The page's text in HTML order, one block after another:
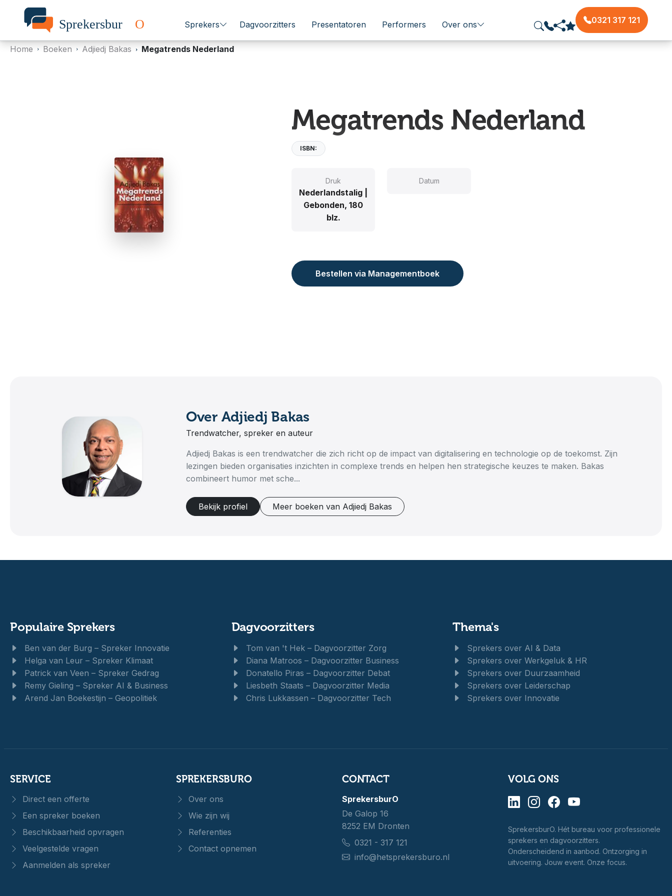
Sprekers Dagvoorzitters Presentatoren Performers Over ons 0321 317 121
Home Boeken Adjiedj Bakas Megatrends Nederland
Megatrends Nederland
ISBN:
Druk
Nederlandstalig |
Gebonden, 180
blz.
Datum
Bestellen via Managementboek
Over Adjiedj Bakas
Trendwatcher, spreker en auteur
Adjiedj Bakas is een trendwatcher die zich richt op de impact van digitalisering en technologie op de toekomst. Zijn
lezingen bieden organisaties inzichten in complexe trends en helpen hen strategische keuzes te maken. Bakas
combineert humor met sche...
Bekijk profiel Meer boeken van Adjiedj Bakas
Populaire Sprekers
Ben van der Burg – Spreker Innovatie
Helga van Leur – Spreker Klimaat
Patrick van Veen – Spreker Gedrag
Remy Gieling – Spreker AI & Business
Arend Jan Boekestijn – Geopolitiek
Dagvoorzitters
Tom van 't Hek – Dagvoorzitter Zorg
Diana Matroos – Dagvoorzitter Business
Donatello Piras – Dagvoorzitter Debat
Liesbeth Staats – Dagvoorzitter Media
Chris Lukkassen – Dagvoorzitter Tech
Thema's
Sprekers over AI & Data
Sprekers over Werkgeluk & HR
Sprekers over Duurzaamheid
Sprekers over Leiderschap
Sprekers over Innovatie
SERVICE
Direct een offerte
Een spreker boeken
Beschikbaarheid opvragen
Veelgestelde vragen
Aanmelden als spreker
SPREKERSBURO
Over ons
Wie zijn wij
Referenties
Contact opnemen
CONTACT
SprekersburO
De Galop 16
8252 EM Dronten
0321 - 317 121
info@hetsprekersburo.nl
VOLG ONS
SprekersburO. Hét bureau voor professionele
sprekers en dagvoorzitters.
Onderscheidend in aanbod. Ontzorging in
uitvoering. Jouw event. Onze focus.